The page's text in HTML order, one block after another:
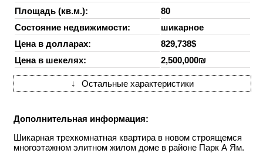
Площадь (кв.м.):
80
Состояние недвижимости:
шикарное
Цена в долларах:
829,738$
Цена в шекелях:
2,500,000₪
↓ Остальные характеристики
Дополнительная информация:
Шикарная трехкомнатная квартира в новом строящемся
многоэтажном элитном жилом доме в районе Парк А Ям.